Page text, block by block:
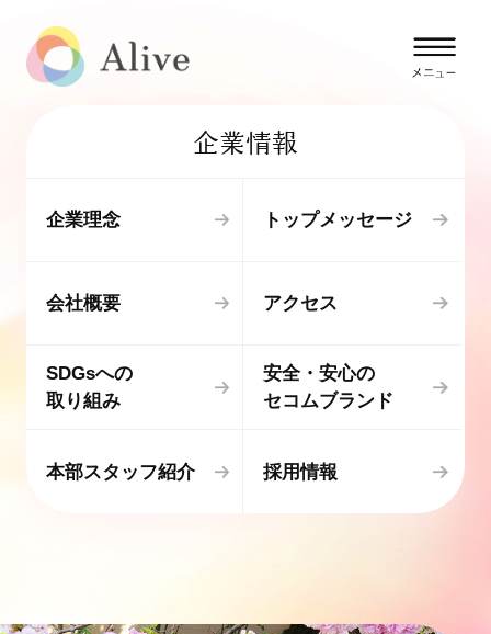
企業情報
企業理念 トップメッセージ
会社概要 アクセス
SDGsへの
取り組み
安全・安心の
セコムブランド
本部スタッフ紹介 採用情報